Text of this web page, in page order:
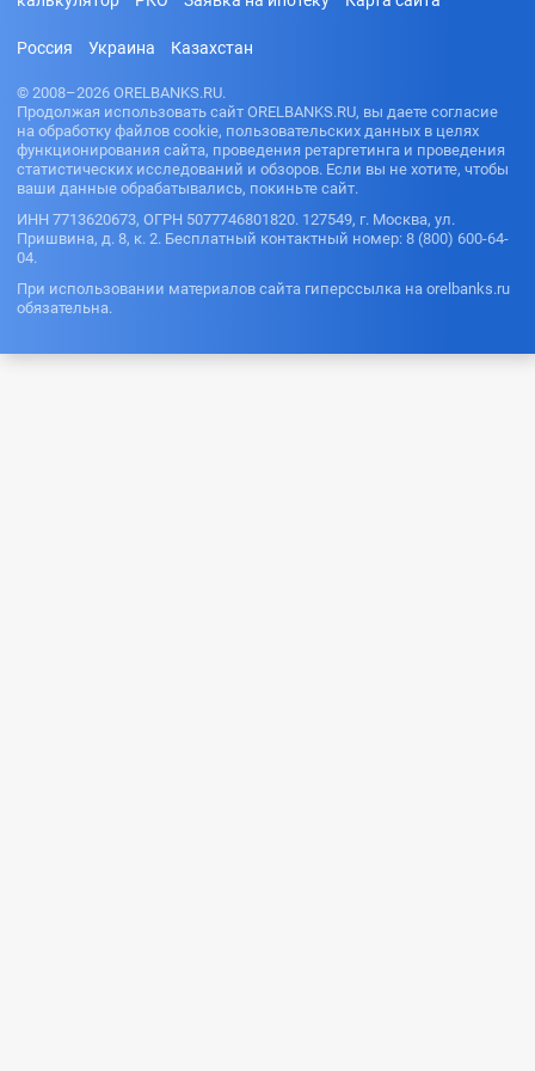
рублей
рублей
200000
рублей
нк
На
электронн
ый
кошелек
Госуслуги
На карту
банка
банк
ы без
проверки
кредит на
чужой
паспорт
Как узнать
ость по
кредиту
оформить
Россия Украина Казахстан
© 2008–2026 ORELBANKS.RU.
Продолжая использовать сайт ORELBANKS.RU, вы даете согласие
на обработку файлов cookie, пользовательских данных в целях
функционирования сайта, проведения ретаргетинга и проведения
статистических исследований и обзоров. Если вы не хотите, чтобы
ваши данные обрабатывались, покиньте сайт.
ИНН 7713620673, ОГРН 5077746801820. 127549, г. Москва, ул.
Пришвина, д. 8, к. 2. Бесплатный контактный номер: 8 (800) 600-64-
04.
При использовании материалов сайта гиперссылка на orelbanks.ru
обязательна.